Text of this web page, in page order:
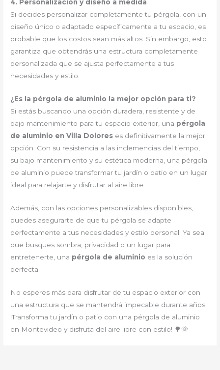
4. Personalización y diseño a medida
Si decides personalizar completamente tu pérgola, con un
diseño único o adaptado específicamente a tu espacio, es
probable que los costos sean más altos. Sin embargo, esto
garantiza que obtendrás una estructura completamente
personalizada que se ajusta perfectamente a tus
necesidades y estilo.
¿Es la pérgola de aluminio la mejor opción para ti?
Si estás buscando una opción duradera, resistente y de
bajo mantenimiento para tu espacio exterior, una pérgola
de aluminio en Villa Dolores es definitivamente la mejor
opción. Con su resistencia a las inclemencias del tiempo,
su bajo mantenimiento y su estética moderna, una pérgola
de aluminio puede transformar tu jardín o patio en un lugar
ideal para relajarte y disfrutar al aire libre.
Además, con las opciones personalizables disponibles,
puedes asegurarte de que tu pérgola se adapte
perfectamente a tus necesidades y estilo personal. Ya sea
que busques sombra, privacidad o un lugar para
entretenerte, una pérgola de aluminio es la solución
perfecta.
No esperes más para disfrutar de tu espacio exterior con
una estructura que se mantendrá impecable durante años.
¡Transforma tu jardín o patio con una pérgola de aluminio
en Montevideo y disfruta del aire libre con estilo! 🌳🌞